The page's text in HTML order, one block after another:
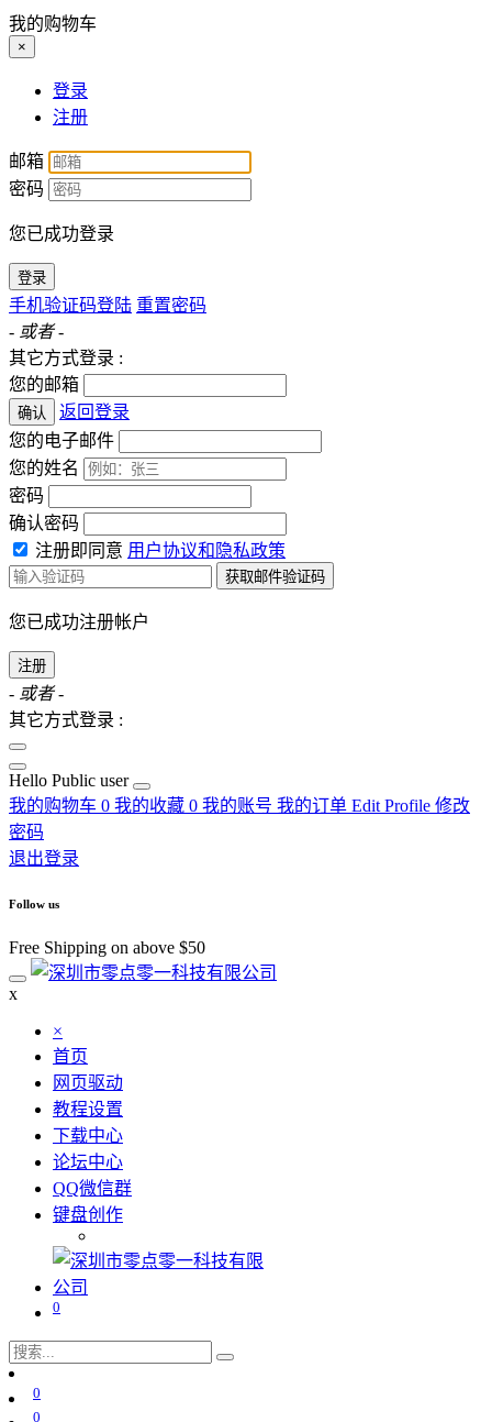
我的购物车
×
登录
注册
邮箱
密码
您已成功登录
登录
手机验证码登陆 重置密码
- 或者 -
其它方式登录 :
您的邮箱
确认
返回登录
您的电子邮件
您的姓名
密码
确认密码
注册即同意 用户协议和隐私政策
获取邮件验证码
您已成功注册帐户
注册
- 或者 -
其它方式登录 :
Hello Public user
我的购物车 0 我的收藏 0 我的账号 我的订单 Edit Profile 修改
密码
退出登录
Follow us
Free Shipping on above $50
x
×
首页
网页驱动
教程设置
下载中心
论坛中心
QQ微信群
键盘创作
0
0
0